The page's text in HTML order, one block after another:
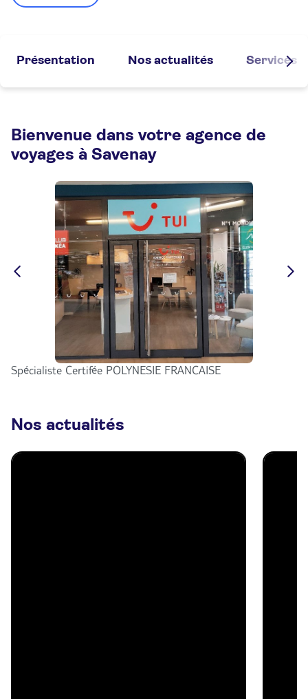
Présentation Nos actualités Services
Bienvenue dans votre agence de
voyages à Savenay
Spécialiste Certifée POLYNESIE FRANCAISE
Nos actualités